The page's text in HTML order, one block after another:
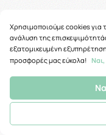
18.21€
Προσθήκη στο
Χρησιμοποιούμε cookies για
ανάλυση της
εξατομικευμένη εξυπηρέτηση
προσφορές μας εύκολα!